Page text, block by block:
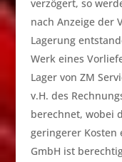
verzögert, so
nach Anzeige der
Lagerung
Werk eines
Lager von ZM
v.H. des
berechnet, wobei
geringerer Kosten
GmbH ist